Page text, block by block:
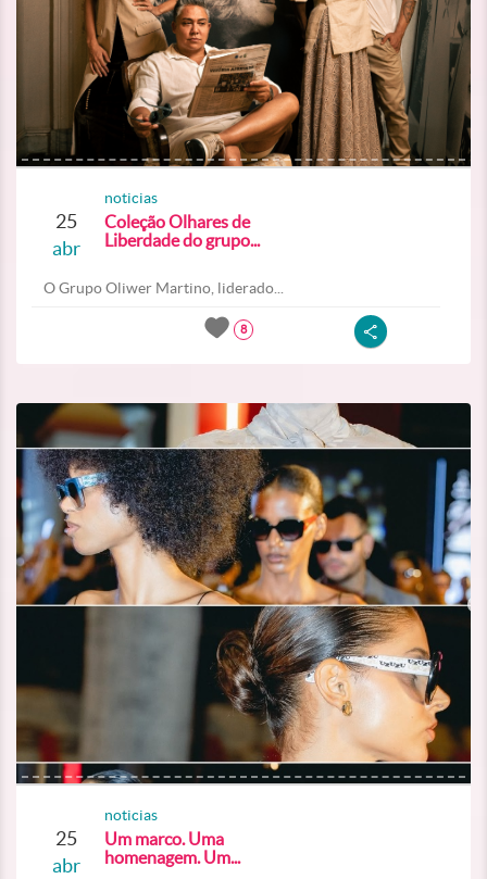
25
abr
noticias
Coleção Olhares de
Liberdade do grupo...
O Grupo Oliwer Martino, liderado...
8
25
abr
noticias
Um marco. Uma
homenagem. Um...